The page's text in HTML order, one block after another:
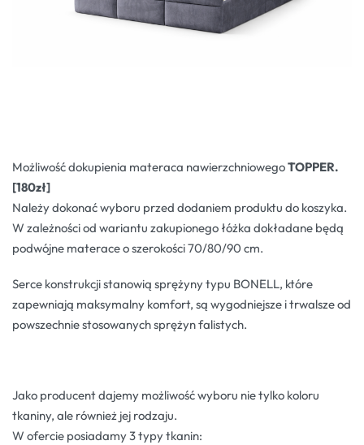
Możliwość dokupienia materaca nawierzchniowegoTOPPER.
[180zł]
Należy dokonać wyboru przed dodaniem produktu do koszyka.
W zależności od wariantu zakupionego łóżka dokładane będą
podwójne materace o szerokości 70/80/90 cm.
Serce konstrukcji stanowią sprężyny typu BONELL, które
zapewniają maksymalny komfort, są wygodniejsze i trwalsze od
powszechnie stosowanych sprężyn falistych.
Jako producent dajemy możliwość wyboru nie tylko koloru
tkaniny, ale również jej rodzaju.
W ofercie posiadamy 3 typy tkanin: